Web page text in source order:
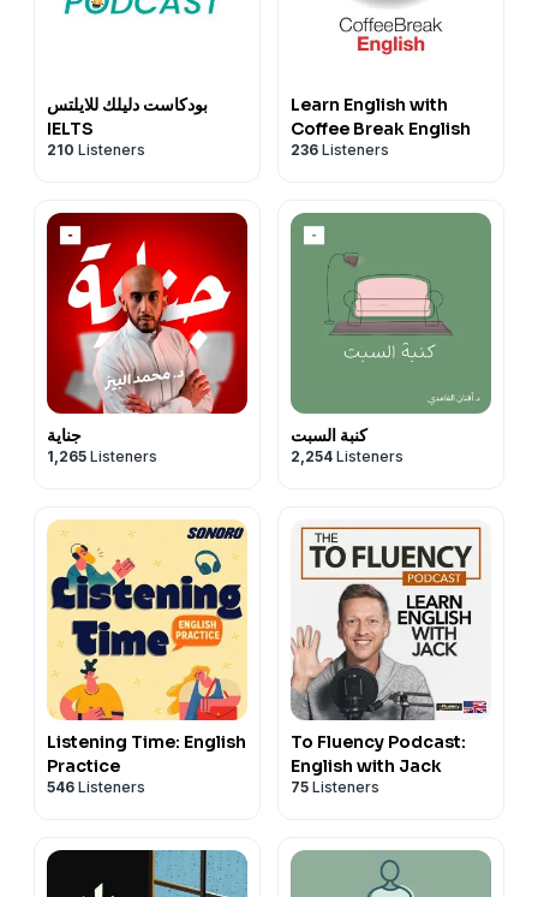
بودكاست دليلك للايلتس
IELTS
210 Listeners
Learn English with
Coffee Break English
236 Listeners
جناية
1,265 Listeners
كنبة السبت
2,254 Listeners
Listening Time: English
Practice
546 Listeners
To Fluency Podcast:
English with Jack
75 Listeners